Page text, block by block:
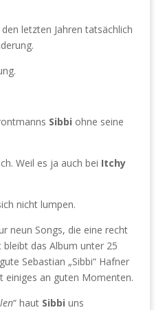
letzten Jahren tatsächlich
Sibbi ohne seine
Weil es ja auch bei Itchy
nicht lumpen.
neun Songs, die eine recht
bleibt das Album unter 25
Sebastian „Sibbi“ Hafner
einiges an guten Momenten.
“ haut Sibbi uns